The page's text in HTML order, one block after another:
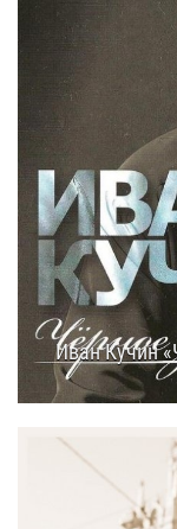
Иван Кучин
12.09.2014